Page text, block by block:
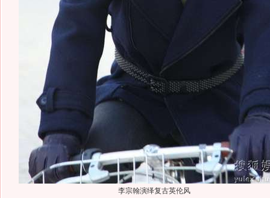
李宗翰演绎复古英伦风